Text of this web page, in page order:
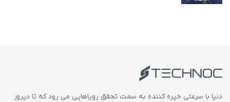
دنیا با سرعتی خیره کننده به سمت تحقق رویاهایی می رود که تا دیروز